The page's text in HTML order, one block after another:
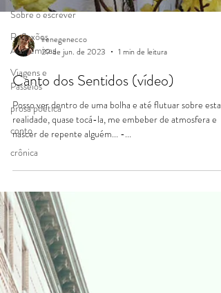
Sobre o escrever
Reflexões
Acadêmicas
Viagens e
Passeios
prosa poética
conto
crônica
irenegenecco
29 de jun. de 2023
1 min de leitura
Canto dos Sentidos (vídeo)
Posso ver dentro de uma bolha e até flutuar sobre esta
realidade, quase tocá-la, me embeber de atmosfera e
nascer de repente alguém... -...